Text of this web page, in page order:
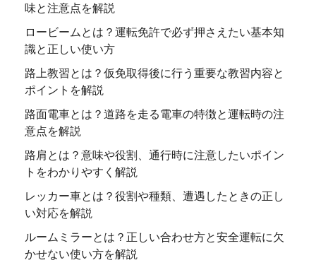
味と注意点を解説
ロービームとは？運転免許で必ず押さえたい基本知
識と正しい使い方
路上教習とは？仮免取得後に行う重要な教習内容と
ポイントを解説
路面電車とは？道路を走る電車の特徴と運転時の注
意点を解説
路肩とは？意味や役割、通行時に注意したいポイン
トをわかりやすく解説
レッカー車とは？役割や種類、遭遇したときの正し
い対応を解説
ルームミラーとは？正しい合わせ方と安全運転に欠
かせない使い方を解説